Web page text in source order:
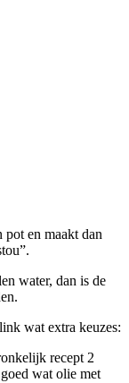
en maakt dan
water, dan is de
wat extra keuzes:
recept 2
wat olie met